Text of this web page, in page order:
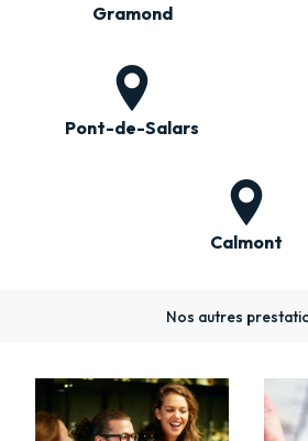
Gramond
Pont-de-Salars
Calmont
Nos autres